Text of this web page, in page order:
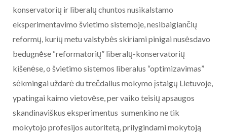
konservatorių ir liberalų chuntos nusikalstamo
eksperimentavimo švietimo sistemoje, nesibaigiančių
reformų, kurių metu valstybės skiriami pinigai nusėsdavo
bedugnėse “reformatorių” liberalų-konservatorių
kišenėse, o švietimo sistemos liberalus “optimizavimas”
sėkmingai uždarė du trečdalius mokymo įstaigų Lietuvoje,
ypatingai kaimo vietovėse, per vaiko teisių apsaugos
skandinaviškus eksperimentus sumenkino ne tik
mokytojo profesijos autoritetą, prilygindami mokytoją